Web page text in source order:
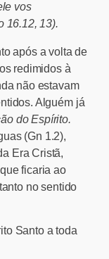
vos
16.12, 13).
após a volta de
redimidos à
não estavam
Alguém já
do Espírito.
(Gn 1.2),
Era Cristã,
que ficaria ao
no sentido
Santo a toda